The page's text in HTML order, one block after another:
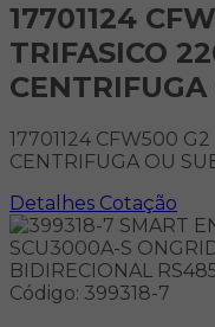
17701124
TRIFASICO
17701124 CFW500
CENTRIFUGA OU
Detalhes Cotação
Código: 399318-7